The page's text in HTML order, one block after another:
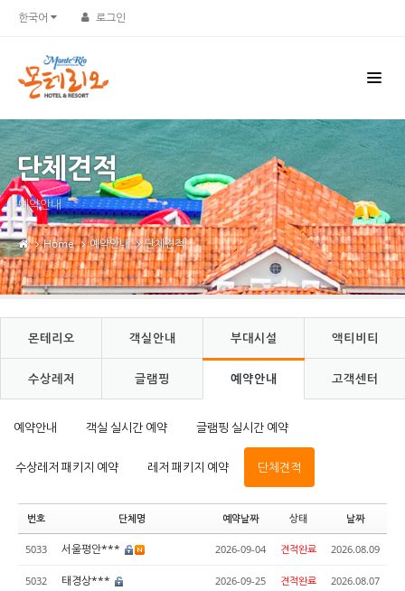
한국어 로그인
단체견적
예약안내
Home 예약안내 단체견적
몬테리오 객실안내 부대시설 액티비티
수상레저 글램핑 예약안내 고객센터
예약안내 객실 실시간 예약 글램핑 실시간 예약
수상레저 패키지 예약 레저 패키지 예약 단체견적
번호 단체명 예약날짜 상태 날짜
5033 서울평안*** 2026-09-04 견적완료 2026.08.09
5032 태경상*** 2026-09-25 견적완료 2026.08.07
Sketchbook5, 스케치북5